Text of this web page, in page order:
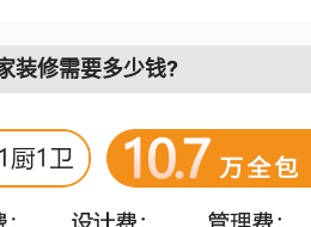
装修需要多少钱?